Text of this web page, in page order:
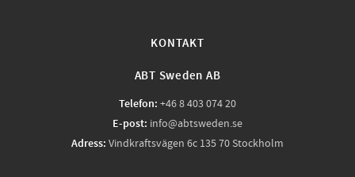
KONTAKT
ABT Sweden AB
Telefon: +46 8 403 074 20
E-post: info@abtsweden.se
Adress: Vindkraftsvägen 6c 135 70 Stockholm